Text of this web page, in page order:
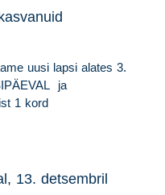
uusi lapsi alates 3.
ja
1 kord
13. detsembril